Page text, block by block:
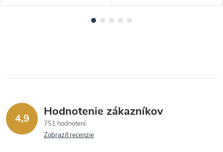
4,9 Hodnotenie zákazníkov
751 hodnotení
Zobraziť recenzie